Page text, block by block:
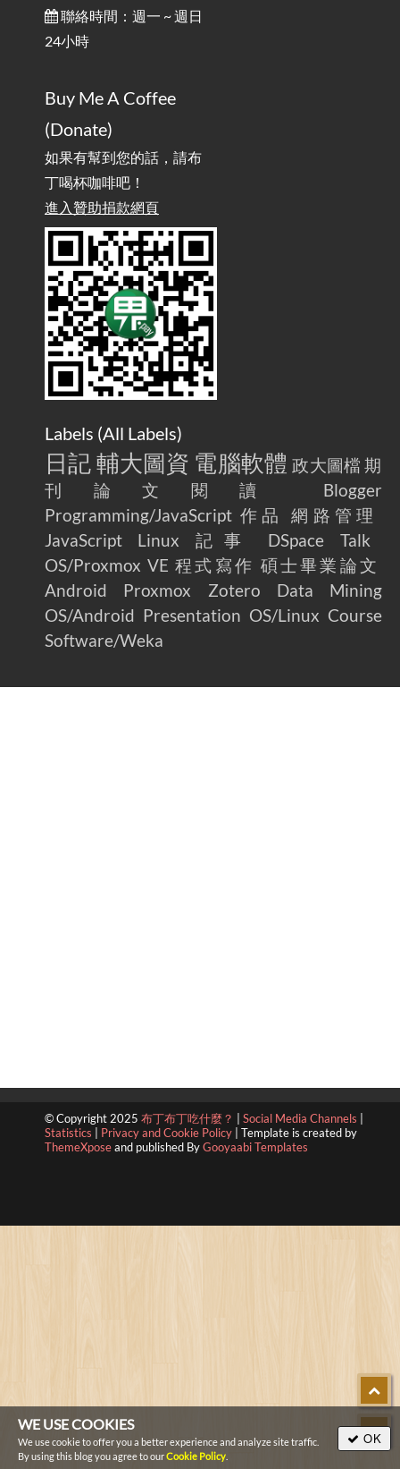
行動網路無法連線？三星手機簡易解決方案
/ Mobile Network Not Connecting? Easy Solutions for Samsung
實作相容OpenAI API，但背後不是OpenAI的API服
務 / Implementing OpenAI API-Compatible Services, But Not
Powered by OpenAI
雜談：生活小技巧之用魔鬼氈避免機車鑰匙脫落吧
/ Talk: Use Velcro to Prevent Your Motorcycle Key From Falling
AdGuard Home不只是拿來擋廣告/ AdGuard
Home Is More Than Just an Ad Blocker
聯絡時間：週一 ~ 週日
24小時
Buy Me A Coffee
(Donate)
如果有幫到您的話，請布
丁喝杯咖啡吧！
進入贊助捐款網頁
Labels (All Labels)
日記 輔大圖資 電腦軟體 政大圖檔 期
刊論文閱讀
Blogger
Programming/JavaScript 作品
網路管理
JavaScript
Linux 記事 DSpace
Talk
OS/Proxmox VE 程式寫作 碩士畢業論文
Android
Proxmox Zotero
Data Mining
OS/Android Presentation OS/Linux Course
Software/Weka
© Copyright 2025 布丁布丁吃什麼？ Social Media Channels
Statistics
Privacy and Cookie Policy
Template is created by
ThemeXposeand published ByGooyaabi Templates
OK
WE USE COOKIES
We use cookie to offer you a better experience and analyze site traffic.
By using this blog you agree to ourCookie Policy